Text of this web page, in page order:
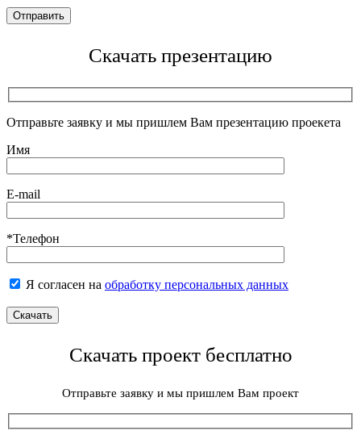
Скачать презентацию
Отправьте заявку и мы пришлем Вам презентацию проекета
Имя
E-mail
*Телефон
Я согласен на обработку персональных данных
Скачать проект бесплатно
Отправьте заявку и мы пришлем Вам проект